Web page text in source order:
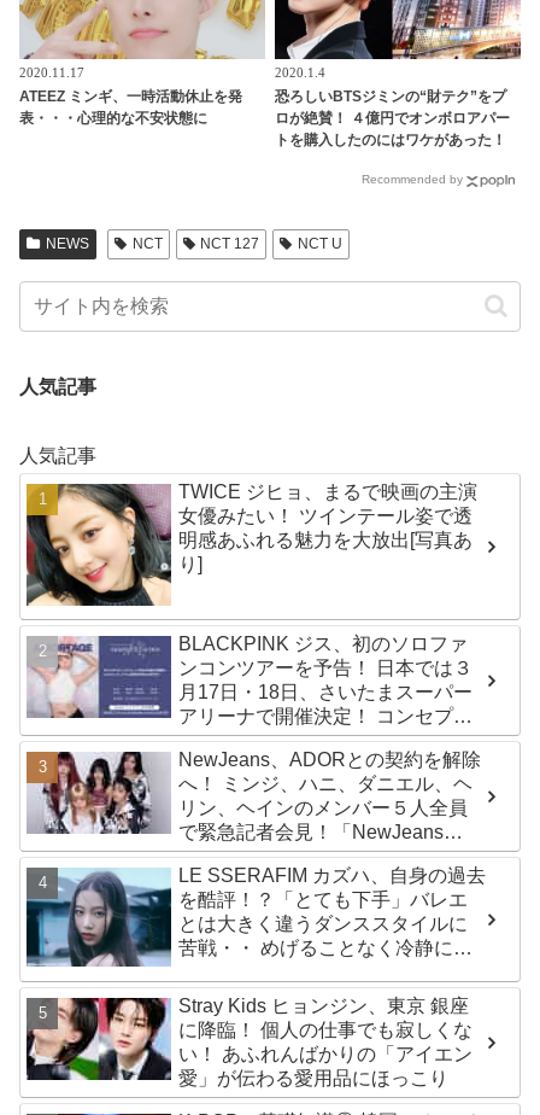
2020.11.17
ATEEZ ミンギ、一時活動休止を発
表・・・心理的な不安状態に
2020.1.4
恐ろしいBTSジミンの“財テク”をプ
ロが絶賛！ ４億円でオンボロアパー
トを購入したのにはワケがあった！
地主になるってホント？
Recommended by
NEWS NCT NCT 127 NCT U
人気記事
人気記事
TWICE ジヒョ、まるで映画の主演
女優みたい！ ツインテール姿で透
明感あふれる魅力を大放出[写真あ
り]
BLACKPINK ジス、初のソロファ
ンコンツアーを予告！ 日本では３
月17日・18日、さいたまスーパー
アリーナで開催決定！ コンセプト
は“愛のカケラ”！？ 14日には新ア
ルバム『AMORTAGE』もリリース
NewJeans、ADORとの契約を解除
へ！ ミンジ、ハニ、ダニエル、ヘ
リン、ヘインのメンバー５人全員
で緊急記者会見！「NewJeans
never dies!」と微笑みの宣言！
ADOR側、2029年まで契約有効と
主張
LE SSERAFIM カズハ、自身の過去
を酷評！？「とても下手」バレエ
とは大きく違うダンススタイルに
苦戦・・ めげることなく冷静に努
Stray Kids ヒョンジン、東京 銀座
に降臨！ 個人の仕事でも寂しくな
い！ あふれんばかりの「アイエン
愛」が伝わる愛用品にほっこり